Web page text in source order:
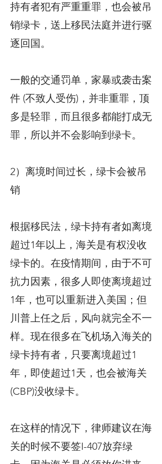
持有者犯有严重重罪，也会被吊
销绿卡，送上移民法庭并进行驱
逐回国。
一般的交通罚单，家暴或袭击案
件 (不致人受伤)，并非重罪，顶
多是轻罪，而且很多都能打成无
罪，所以并不会影响到绿卡。
2）离境时间过长，绿卡会被吊
销
根据移民法，绿卡持有者如离境
超过1年以上，海关是有权没收
绿卡的。在疫情期间，由于不可
抗力因素，很多人即使离境超过
1年，也可以重新进入美国；但
川普上任之后，风向就完全不一
样。现在很多在飞机场入海关的
绿卡持有者，只要离境超过1
年，即使超过1天，也会被海关
(CBP)没收绿卡。
在这样的情况下，律师建议在海
关的时候不要签I-407放弃绿